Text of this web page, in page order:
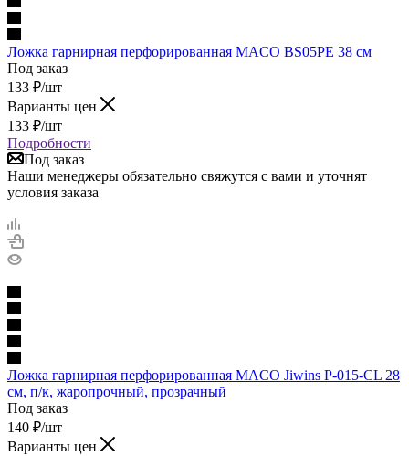
Ложка гарнирная перфорированная MACO BS05PE 38 см
Под заказ
133 ₽/шт
Варианты цен
133 ₽/шт
Подробности
Под заказ
Наши менеджеры обязательно свяжутся с вами и уточнят
условия заказа
Ложка гарнирная перфорированная MACO Jiwins P-015-CL 28
см, п/к, жаропрочный, прозрачный
Под заказ
140 ₽/шт
Варианты цен